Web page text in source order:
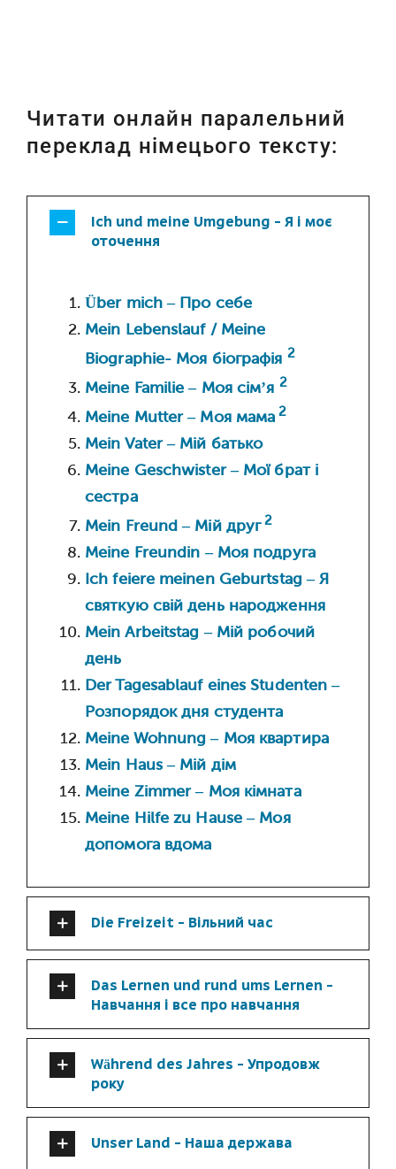
Читати онлайн паралельний
переклад німецього тексту:
Ich und meine Umgebung - Я і моє
оточення
Über mich – Про себе
Mein Lebenslauf / Meine
Biographie- Моя біографія 2
Meine Familie – Моя сім’я 2
Meine Mutter – Моя мама 2
Mein Vater – Мій батько
Meine Geschwister – Мої брат і
сестра
Mein Freund – Мій друг2
Meine Freundin – Моя подруга
Ich feiere meinen Geburtstag – Я
святкую свій день народження
Mein Arbeitstag – Мій робочий
день
Der Tagesablauf eines Studenten –
Розпорядок дня студента
Meine Wohnung – Моя квартира
Mein Haus – Мій дім
Meine Zimmer – Моя кімната
Meine Hilfe zu Hause – Моя
допомога вдома
Die Freizeit - Вільний час
Das Lernen und rund ums Lernen -
Навчання і все про навчання
Während des Jahres - Упродовж
року
Unser Land - Наша держава